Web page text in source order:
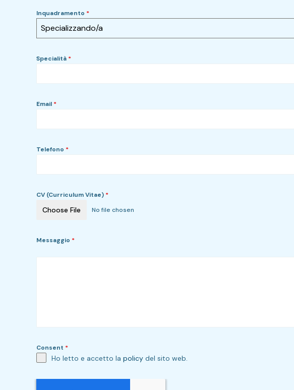
Inquadramento *
Specializzando/a
Specialità *
Email *
Telefono *
CV (Curriculum Vitae) *
Choose File No file chosen
Messaggio *
Consent *
Ho letto e accetto la policy del sito web.